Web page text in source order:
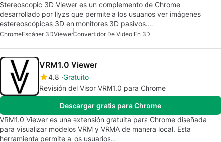
Stereoscopic 3D Viewer es un complemento de Chrome
desarrollado por llyzs que permite a los usuarios ver imágenes
estereoscópicas 3D en monitores 3D pasivos.…
ChromeEscáner 3DViewerConvertidor De Video En 3D
VRM1.0 Viewer
4.8 Gratuito
Revisión del Visor VRM1.0 para Chrome
Descargar gratis para Chrome
VRM1.0 Viewer es una extensión gratuita para Chrome diseñada
para visualizar modelos VRM y VRMA de manera local. Esta
herramienta permite a los usuarios…